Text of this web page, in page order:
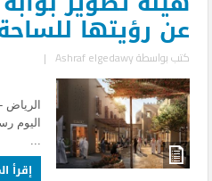
عن رؤيتها للساحة
كتب بواسطةAshraf elgedawy
|
الرياض
اليوم
إقرأ